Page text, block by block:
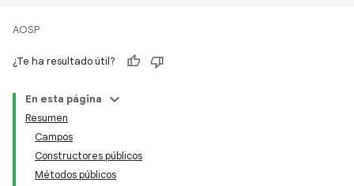
AOSP
¿Te ha resultado útil?
En esta página
Resumen
Campos
Constructores públicos
Métodos públicos